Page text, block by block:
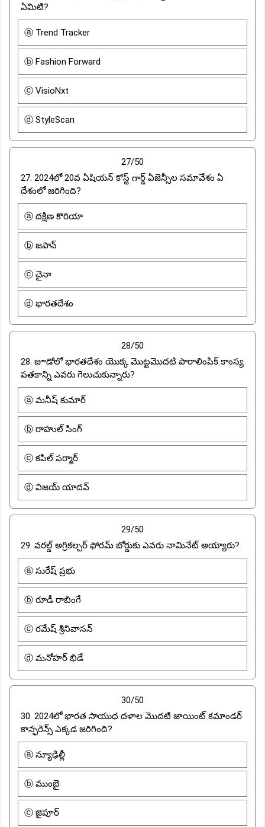
ఏమిటి?
ⓐ Trend Tracker
ⓑ Fashion Forward
ⓒ VisioNxt
ⓓ StyleScan
27/50
27. 2024లో 20వ ఏషియన్ కోస్ట్ గార్డ్ ఏజెన్సీల సమావేశం ఏ
దేశంలో జరిగింది?
ⓐ దక్షిణ కొరియా
ⓑ జపాన్
ⓒ చైనా
ⓓ భారతదేశం
28/50
28. జూడోలో భారతదేశం యొక్క మొట్టమొదటి పారాలింపిక్ కాంస్య
పతకాన్ని ఎవరు గెలుచుకున్నారు?
ⓐ మనీష్ కుమార్
ⓑ రాహుల్ సింగ్
ⓒ కపిల్ పర్మార్
ⓓ విజయ్ యాదవ్
29/50
29. వరల్డ్ అగ్రికల్చర్ ఫోరమ్ బోర్డుకు ఎవరు నామినేట్ అయ్యారు?
ⓐ సురేష్ ప్రభు
ⓑ రూడీ రాబింగే
ⓒ రమేష్ శ్రీనివాసన్
ⓓ మనోహర్ భిడే
30/50
30. 2024లో భారత సాయుధ దళాల మొదటి జాయింట్ కమాండర్
కాన్ఫరెన్స్ ఎక్కడ జరిగింది?
ⓐ న్యూఢిల్లీ
ⓑ ముంబై
ⓒ జైపూర్